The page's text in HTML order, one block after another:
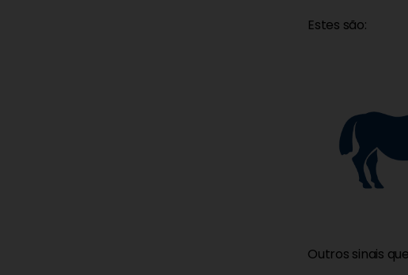
Estes são:
Outros sinais